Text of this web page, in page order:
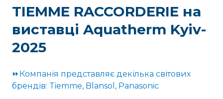
TIEMME RACCORDERIE на
виставці Aquatherm Kyiv-
2025
⏩Компанія представляє декілька світових
брендів: Tiemme, Blansol, Panasonic